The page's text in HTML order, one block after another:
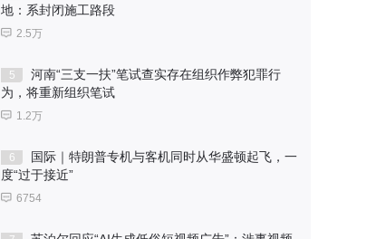
地：系封闭施工路段
2.5万
5
河南“三支一扶”笔试查实存在组织作弊犯罪行
为，将重新组织笔试
1.2万
6
国际｜特朗普专机与客机同时从华盛顿起飞，一
度“过于接近”
6754